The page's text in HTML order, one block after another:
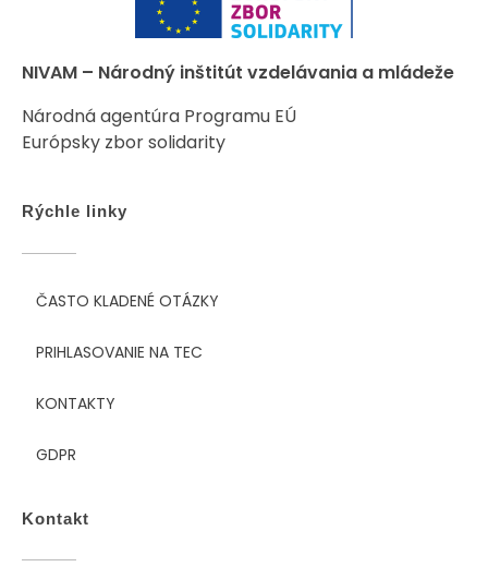
NIVAM – Národný inštitút vzdelávania a mládeže
Národná agentúra Programu EÚ
Európsky zbor solidarity
Rýchle linky
ČASTO KLADENÉ OTÁZKY
PRIHLASOVANIE NA TEC
KONTAKTY
GDPR
Kontakt